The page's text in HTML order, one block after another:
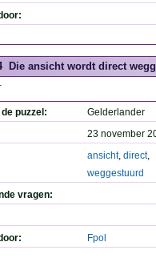
Die ansicht wordt direct
puzzel:
Gelderlander
23 november
ansicht, direct,
weggestuurd
vragen:
Fpol